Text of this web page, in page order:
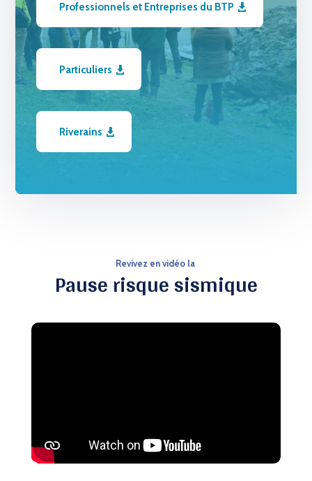
Professionnels et Entreprises du BTP
Particuliers
Riverains
Revivez en vidéo la
Pause risque sismique